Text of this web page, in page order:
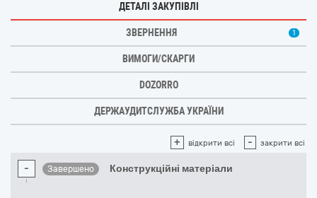
ДЕТАЛІ ЗАКУПІВЛІ
ЗВЕРНЕННЯ 1
ВИМОГИ/СКАРГИ
DOZORRO
ДЕРЖАУДИТСЛУЖБА УКРАЇНИ
+ відкрити всі - закрити всі
- Завершено Конструкційні матеріали